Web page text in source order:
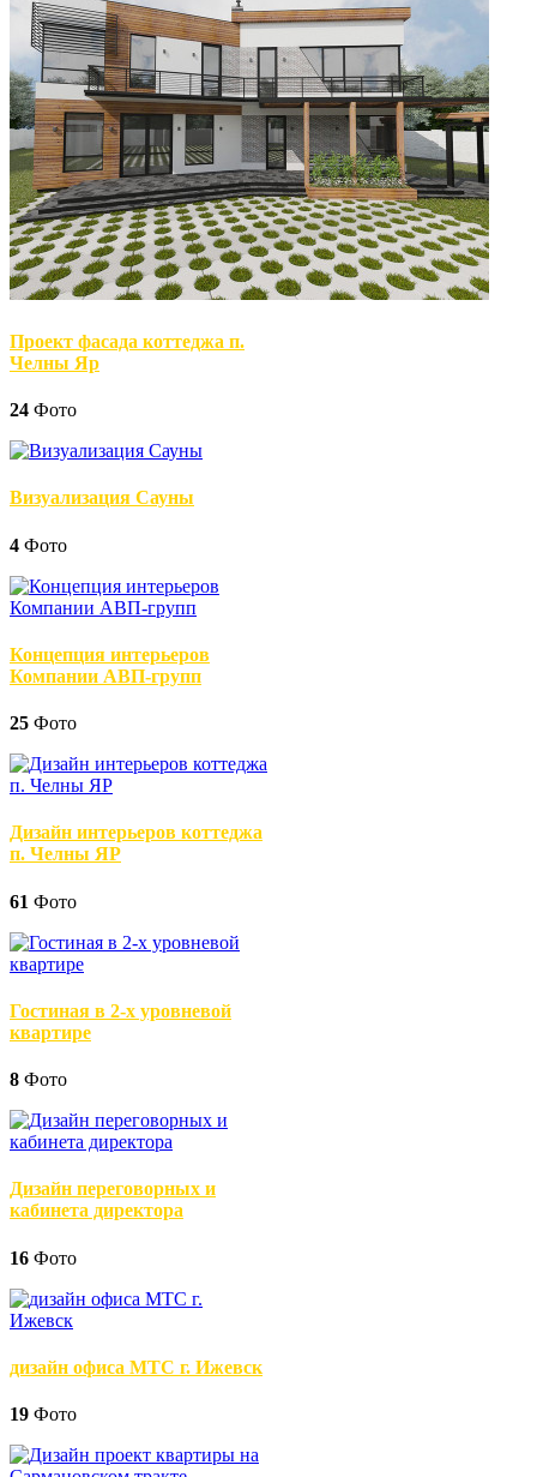
Проект фасада коттеджа п.
Челны Яр
24 Фото
Визуализация Сауны
4 Фото
Концепция интерьеров
Компании АВП-групп
25 Фото
Дизайн интерьеров коттеджа
п. Челны ЯР
61 Фото
Гостиная в 2-х уровневой
квартире
8 Фото
Дизайн переговорных и
кабинета директора
16 Фото
дизайн офиса МТС г. Ижевск
19 Фото